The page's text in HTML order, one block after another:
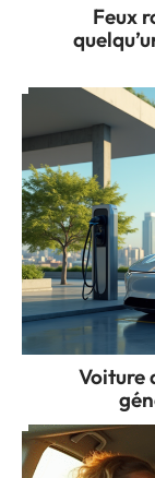
Feux
Voiture